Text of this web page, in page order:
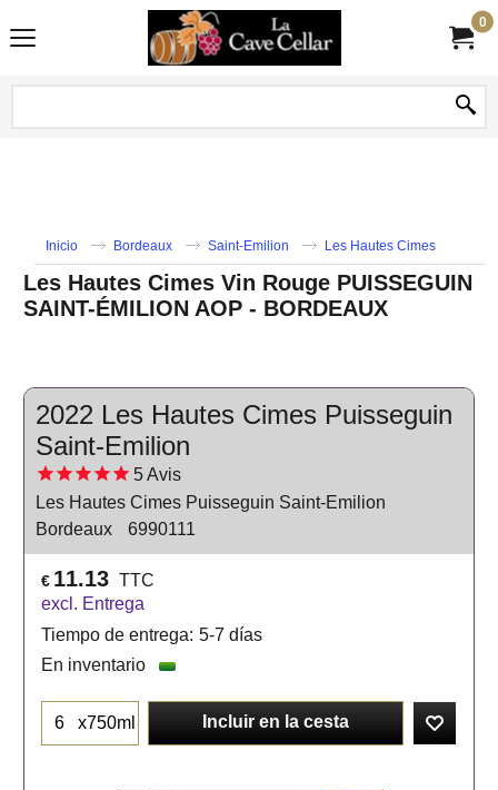
0
Inicio Bordeaux Saint-Emilion Les Hautes Cimes
Les Hautes Cimes Vin Rouge PUISSEGUIN
SAINT-ÉMILION AOP - BORDEAUX
2022 Les Hautes Cimes Puisseguin
Saint-Emilion
5Avis
Les Hautes Cimes Puisseguin Saint-Emilion
Bordeaux
6990111
€ 11.13 TTC
excl. Entrega
Tiempo de entrega: 5-7 días
En inventario
x750ml Incluir en la cesta